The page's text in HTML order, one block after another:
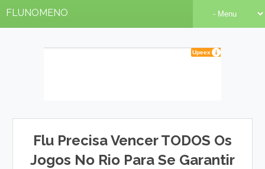
FLUNOMENO
Flu Precisa Vencer TODOS Os
Jogos No Rio Para Se Garantir